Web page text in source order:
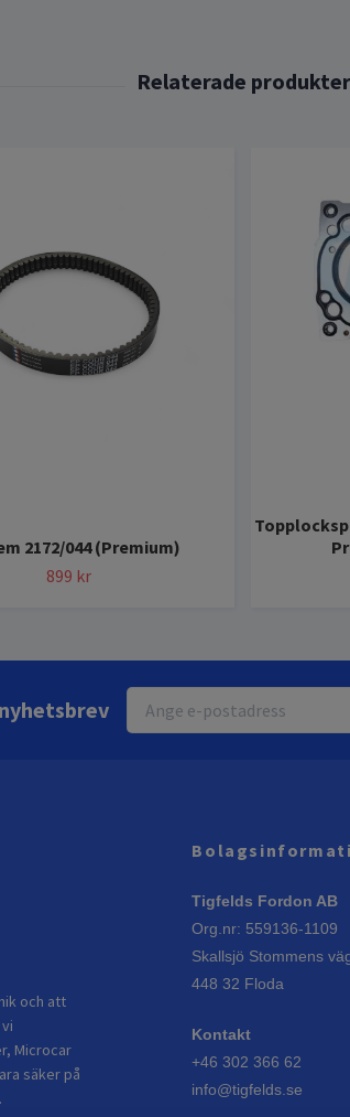
2172/044 (Premium)
899 kr
och att
Microcar
säker på
Tigfelds Fordon AB
Org.nr: 559136-1109
Skallsjö Stommens
448 32 Floda
Kontakt
+46 302 366 62
info@tigfelds.se